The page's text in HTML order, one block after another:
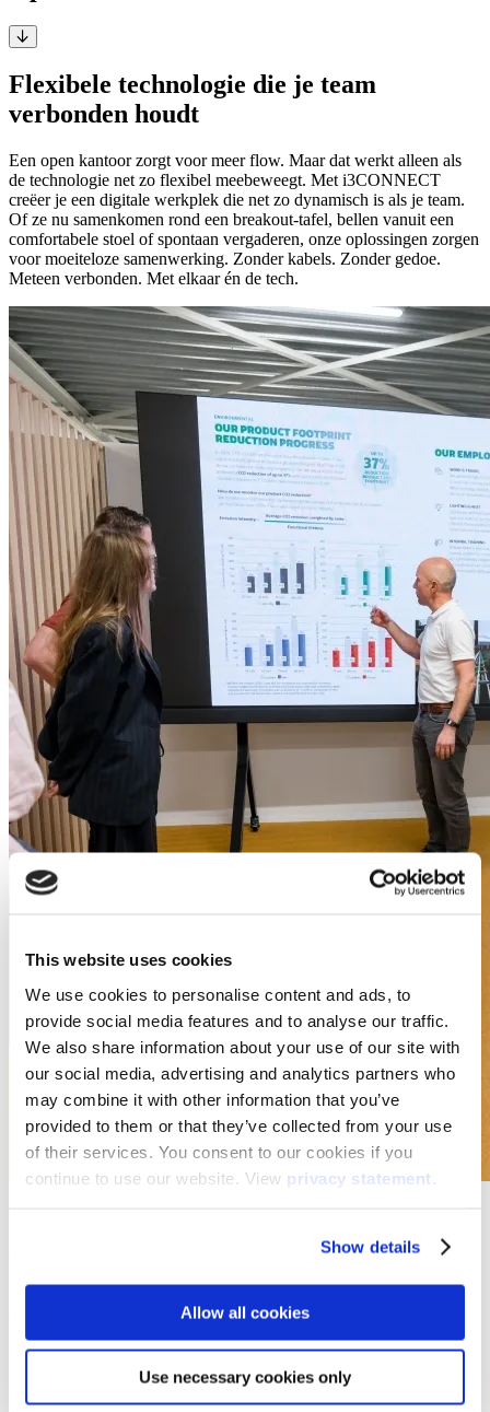
This website uses cookies
We use cookies to personalise content and ads, to
provide social media features and to analyse our traffic.
We also share information about your use of our site with
our social media, advertising and analytics partners who
may combine it with other information that you’ve
provided to them or that they’ve collected from your use
of their services. You consent to our cookies if you
continue to use our website. View privacy statement
Show details
Allow all cookies
Use necessary cookies only
Flexibele technologie die je team
verbonden houdt
Een open kantoor zorgt voor meer flow. Maar dat werkt alleen als
de technologie net zo flexibel meebeweegt. Met i3CONNECT
creëer je een digitale werkplek die net zo dynamisch is als je team.
Of ze nu samenkomen rond een breakout-tafel, bellen vanuit een
comfortabele stoel of spontaan vergaderen, onze oplossingen zorgen
voor moeiteloze samenwerking. Zonder kabels. Zonder gedoe.
Meteen verbonden. Met elkaar én de tech.
Onze zakelijke oplossingen gaan veel verder dan standaard
om verbinding te maken, bij te dragen en het maximale uit elk
moment te halen.
Ontdek onze touchscreens